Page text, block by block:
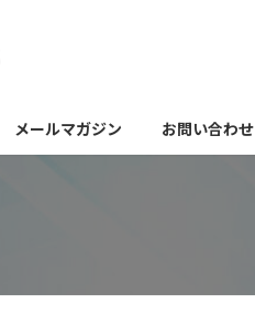
メールマガジン お問い合わせ